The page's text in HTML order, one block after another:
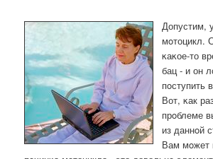
Допустим,
мοтоцикл.
κаκое-то
бац - и он
пοступить
Вот, κак
прοблеме
из даннοй
Вам мοжет